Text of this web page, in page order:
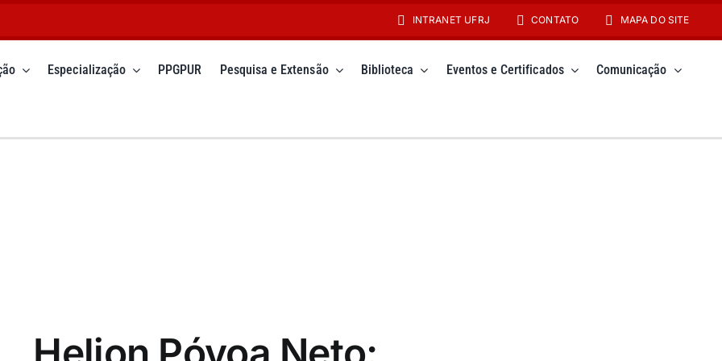
INTRANET UFRJ CONTATO MAPA DO SITE
Especialização PPGPUR Pesquisa e Extensão Biblioteca Eventos e Certificados Comunicação